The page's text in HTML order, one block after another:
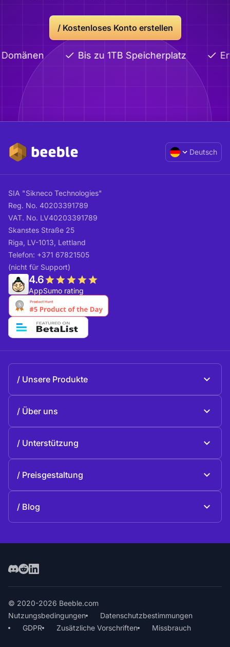
/ Kostenloses Konto erstellen
Bis zu 1TB Speicherplatz
Deutsch
SIA "Sikneco Technologies"
Reg. No. 40203391789
VAT. No. LV40203391789
Skanstes Straße 25
Riga, LV-1013, Lettland
Telefon: +371 67821505
(nicht für Support)
4.6
AppSumo rating
Unsere Produkte
Über uns
Geschichte
Unterstützung
Kontakte
Preisgestaltung
Blog
© 2020-2026 Beeble.com
Nutzungsbedingungen
Datenschutzbestimmungen
GDPR
Zusätzliche Vorschriften Missbrauch